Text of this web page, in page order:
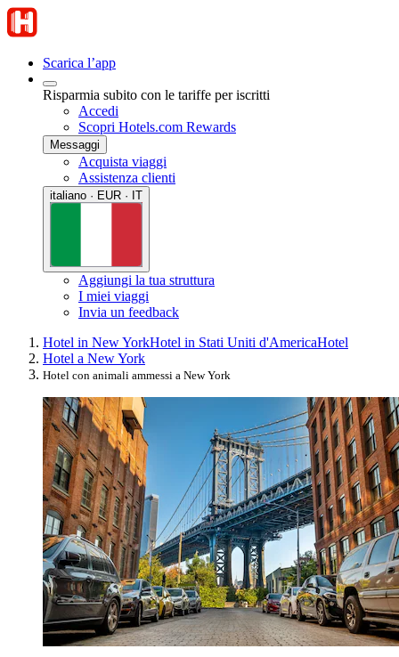
Scarica l’app
Risparmia subito con le tariffe per iscritti
Accedi
Scopri Hotels.com Rewards
Messaggi
Acquista viaggi
Assistenza clienti
italiano · EUR · IT
Aggiungi la tua struttura
I miei viaggi
Invia un feedback
Hotel in New YorkHotel in Stati Uniti d'AmericaHotel
Hotel a New York
Hotel con animali ammessi a New York